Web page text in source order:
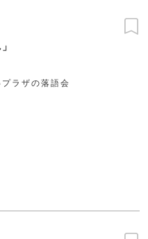
ラザの落語会